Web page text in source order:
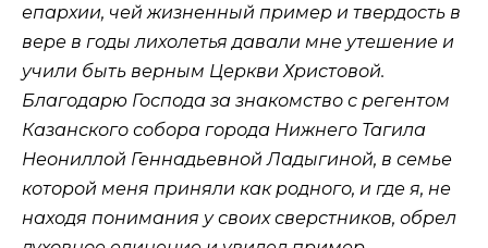
епархии, чей жизненный пример и твердость в
вере в годы лихолетья давали мне утешение и
учили быть верным Церкви Христовой.
Благодарю Господа за знакомство с регентом
Казанского собора города Нижнего Тагила
Неониллой Геннадьевной Ладыгиной, в семье
которой меня приняли как родного, и где я, не
находя понимания у своих сверстников, обрел